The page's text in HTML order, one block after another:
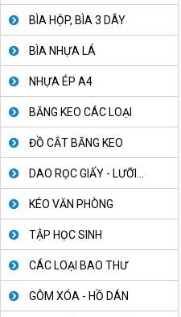
BÌA HỘP, BÌA 3 DÂY
BÌA NHỰA LÁ
NHỰA ÉP A4
BĂNG KEO CÁC LOẠI
ĐỒ CẮT BĂNG KEO
DAO RỌC GIẤY - LƯỠI...
KÉO VĂN PHÒNG
TẬP HỌC SINH
CÁC LOẠI BAO THƯ
GÔM XÓA - HỒ DÁN